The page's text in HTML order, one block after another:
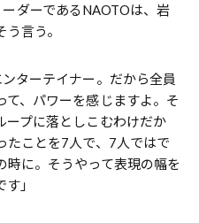
ーダーであるNAOTOは、岩
言う。
ターテイナー。だから全員
、パワーを感じますよ。そ
ープに落としこむわけだか
たことを7人で、7人ではで
時に。そうやって表現の幅を
」